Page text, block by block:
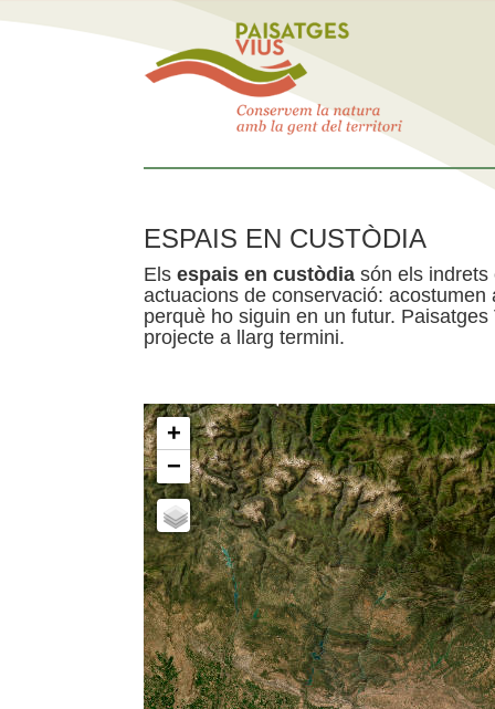
ESPAIS EN CUSTÒDIA
Els espais en custòdia són els indrets
actuacions de conservació:
perquè ho siguin en un futur.
projecte a llarg termini.
+
−